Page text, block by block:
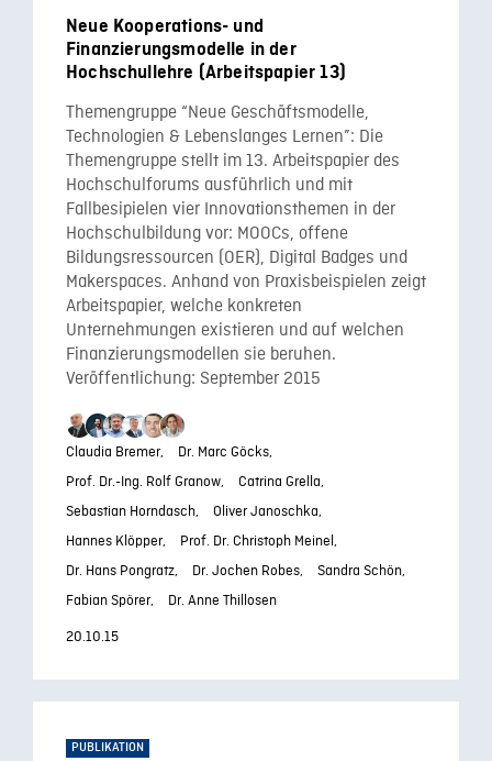
Neue Kooperations- und
Finanzierungsmodelle in der
Hochschullehre (Arbeitspapier 13)
Themengruppe “Neue Geschäftsmodelle,
Technologien & Lebenslanges Lernen”: Die
Themengruppe stellt im 13. Arbeitspapier des
Hochschulforums ausführlich und mit
Fallbesipielen vier Innovationsthemen in der
Hochschulbildung vor: MOOCs, offene
Bildungsressourcen (OER), Digital Badges und
Makerspaces. Anhand von Praxisbeispielen zeigt
Arbeitspapier, welche konkreten
Unternehmungen existieren und auf welchen
Finanzierungsmodellen sie beruhen.
Veröffentlichung: September 2015
Claudia Bremer,
Dr. Marc Göcks,
Prof. Dr.-Ing. Rolf Granow,
Catrina Grella,
Sebastian Horndasch,
Oliver Janoschka,
Hannes Klöpper,
Prof. Dr. Christoph Meinel,
Dr. Hans Pongratz,
Dr. Jochen Robes,
Sandra Schön,
Fabian Spörer,
Dr. Anne Thillosen
20.10.15
PUBLIKATION